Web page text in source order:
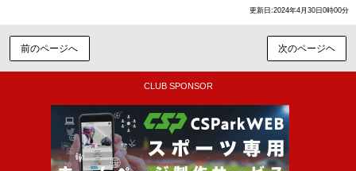
更新日:2024年4月30日0時00分
前のページへ 次のページヘ
CLUB SPONSOR